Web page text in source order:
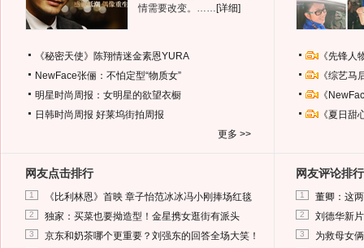
情需要改变。…… [详细]
《秘密天使》陈翔情迷金素恩YURA
NewFace张俪：不怕定型“物质女”
明星时尚周报：女明星的欲望衣橱
日韩时尚周报 好莱坞街拍周报
更多 >>
《先锋
《综艺
《
《夏日
网友点击排行
1 《比利林恩》首映 章子怡范冰冰冯小刚捧场红毯
2 独家：买菜也要拗造型！金星携女逛街有派头
3 京东和奶茶哪个更重要？刘强东的回答全场大笑！
网友评论排行
1 董卿：这
2 刘德华新
3 为救母女